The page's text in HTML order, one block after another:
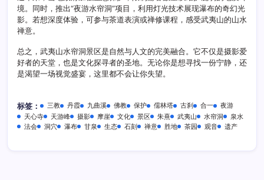
境。同时，推出“夜游水帘洞”项目，利用灯光技术展现瀑布的奇幻光
影。若想深度体验，可参与茶道表演或禅修课程，感受武夷山的山水
禅意。
总之，武夷山水帘洞景区是自然与人文的完美融合。它不仅是摄影爱
好者的天堂，也是文化探寻者的圣地。无论你是想寻找一份宁静，还
是渴望一场视觉盛宴，这里都不会让你失望。
标签： 三教 丹霞 九曲溪 佛教 保护 儒林塔 古刹 合一
夜游
天心寺
天游峰 摄影 摩崖 文化 景区 朱熹 武夷山 水帘洞
泉水
法会
洞穴 瀑布 甘泉 生态 石刻 禅意 胜地 茶园 观音 遗产